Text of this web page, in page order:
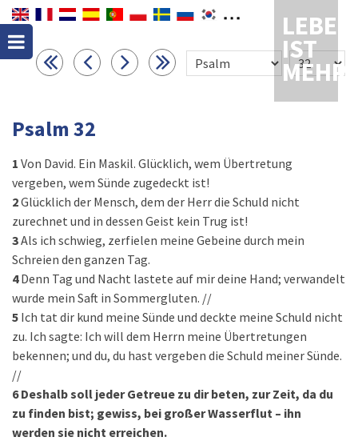
LEBEN
IST
MEHR
Psalm 32
1 Von David. Ein Maskil. Glücklich, wem Übertretung
vergeben, wem Sünde zugedeckt ist!
2Glücklich der Mensch, dem der Herr die Schuld nicht
zurechnet und in dessen Geist kein Trug ist!
3Als ich schwieg, zerfielen meine Gebeine durch mein
Schreien den ganzen Tag.
4 Denn Tag und Nacht lastete auf mir deine Hand; verwandelt
wurde mein Saft in Sommergluten. //
5 Ich tat dir kund meine Sünde und deckte meine Schuld nicht
zu. Ich sagte: Ich will dem Herrn meine Übertretungen
bekennen; und du, du hast vergeben die Schuld meiner Sünde.
//
6 Deshalb soll jeder Getreue zu dir beten, zur Zeit, da du
zu finden bist; gewiss, bei großer Wasserflut – ihn
werden sie nicht erreichen.